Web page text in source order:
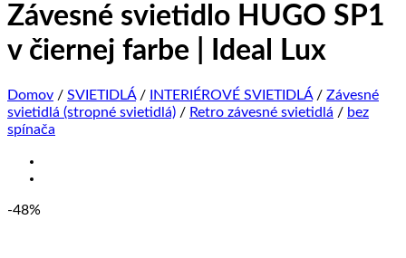
Závesné svietidlo HUGO SP1
v čiernej farbe | Ideal Lux
Domov / SVIETIDLÁ / INTERIÉROVÉ SVIETIDLÁ / Závesné
svietidlá (stropné svietidlá) / Retro závesné svietidlá / bez
spínača
-48%